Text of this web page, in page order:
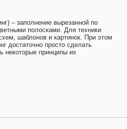
– заполнение вырезанной по
полосками. Для техники
шаблонов и картинок. При этом
достаточно просто сделать
некоторые принципы их